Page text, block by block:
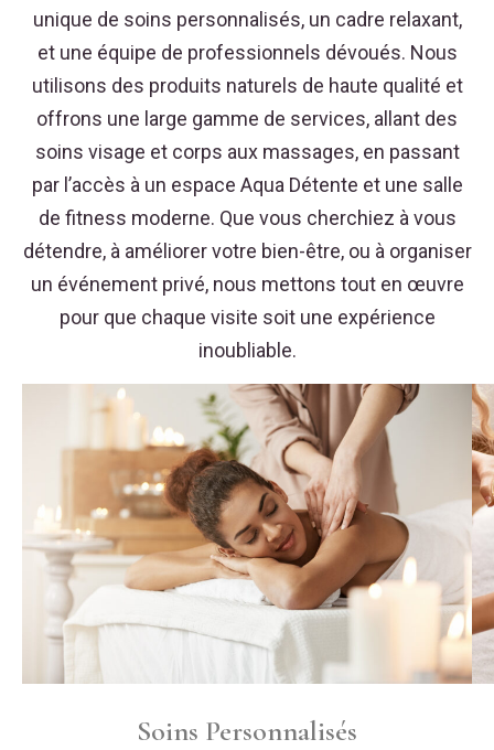
unique de soins personnalisés, un cadre relaxant,
et une équipe de professionnels dévoués. Nous
utilisons des produits naturels de haute qualité et
offrons une large gamme de services, allant des
soins visage et corps aux massages, en passant
par l’accès à un espace Aqua Détente et une salle
de fitness moderne. Que vous cherchiez à vous
détendre, à améliorer votre bien-être, ou à organiser
un événement privé, nous mettons tout en œuvre
pour que chaque visite soit une expérience
inoubliable.
Soins Personnalisés